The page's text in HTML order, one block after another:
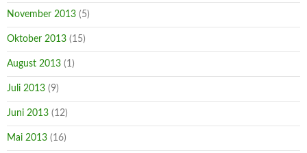
November 2013 (5)
Oktober 2013 (15)
August 2013 (1)
Juli 2013 (9)
Juni 2013 (12)
Mai 2013 (16)